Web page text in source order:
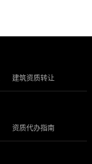
建筑资质转让
资质代办指南